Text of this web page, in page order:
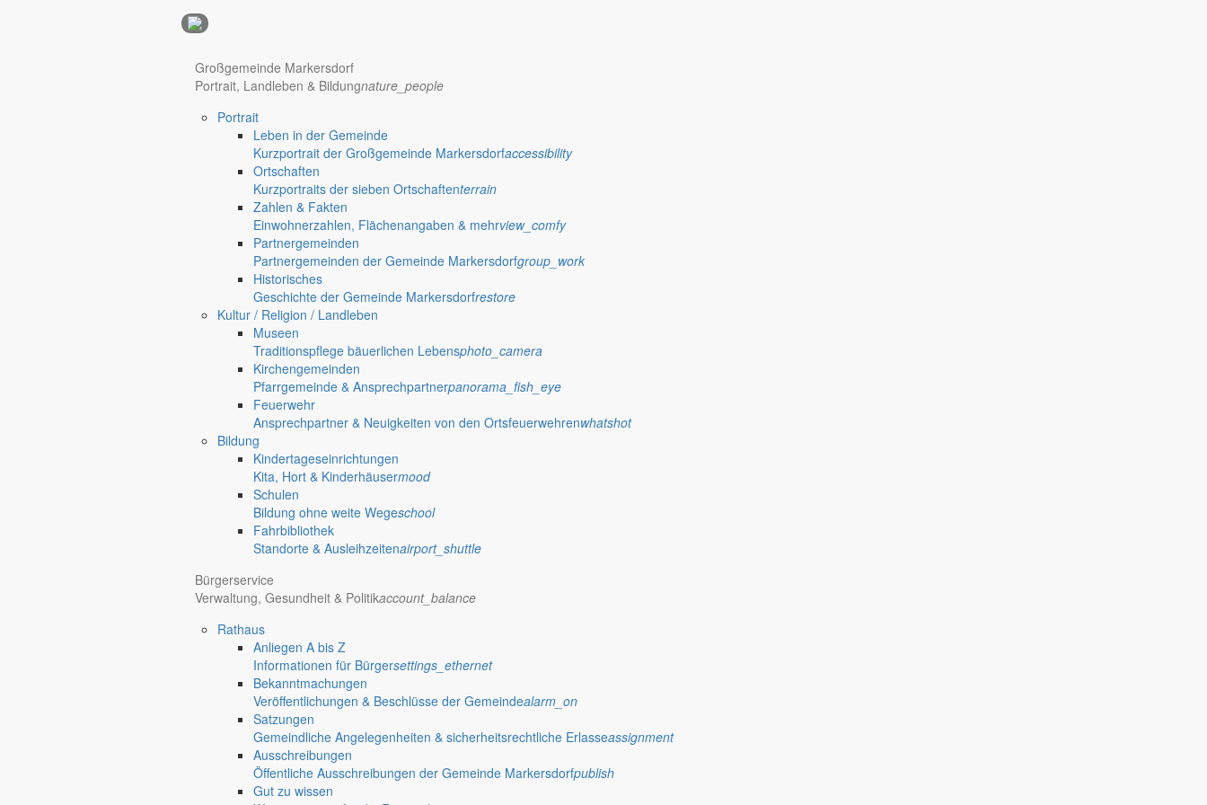
Hotel Nürnberg
anzeigen@gemeinde-markersdorf.de
Großgemeinde Markersdorf
Portrait, Landleben & Bildungnature_people
Portrait
Leben in der Gemeinde
Kurzportrait der Großgemeinde Markersdorfaccessibility
Ortschaften
Kurzportraits der sieben Ortschaftenterrain
Zahlen & Fakten
Einwohnerzahlen, Flächenangaben & mehrview_comfy
Partnergemeinden
Partnergemeinden der Gemeinde Markersdorfgroup_work
Historisches
Geschichte der Gemeinde Markersdorfrestore
Kultur / Religion / Landleben
Museen
Traditionspflege bäuerlichen Lebensphoto_camera
Kirchengemeinden
Pfarrgemeinde & Ansprechpartnerpanorama_fish_eye
Feuerwehr
Ansprechpartner & Neuigkeiten von den Ortsfeuerwehrenwhatshot
Bildung
Kindertageseinrichtungen
Kita, Hort & Kinderhäusermood
Schulen
Bildung ohne weite Wegeschool
Fahrbibliothek
Standorte & Ausleihzeitenairport_shuttle
Bürgerservice
Verwaltung, Gesundheit & Politikaccount_balance
Rathaus
Anliegen A bis Z
Informationen für Bürgersettings_ethernet
Bekanntmachungen
Veröffentlichungen & Beschlüsse der Gemeindealarm_on
Satzungen
Gemeindliche Angelegenheiten & sicherheitsrechtliche Erlasseassignment
Ausschreibungen
Öffentliche Ausschreibungen der Gemeinde Markersdorfpublish
Gut zu wissen
Deutsch-Paulsdorf
Jauernick-Buschbach
Bürgermeister August 2014
Beitragsnavigation
Wir sind Fußballweltmeister und können erhobenen Hauptes in jedes Urlaubsland reisen, denn kurioserweise gönnt man fast überall der deutschen Nationalmannschaft die Meisterschaft, denn sie war wirklich
“Seltsam: Alle wollen in Urlaub fahren,
möglichst ganz, ganz weit weg.